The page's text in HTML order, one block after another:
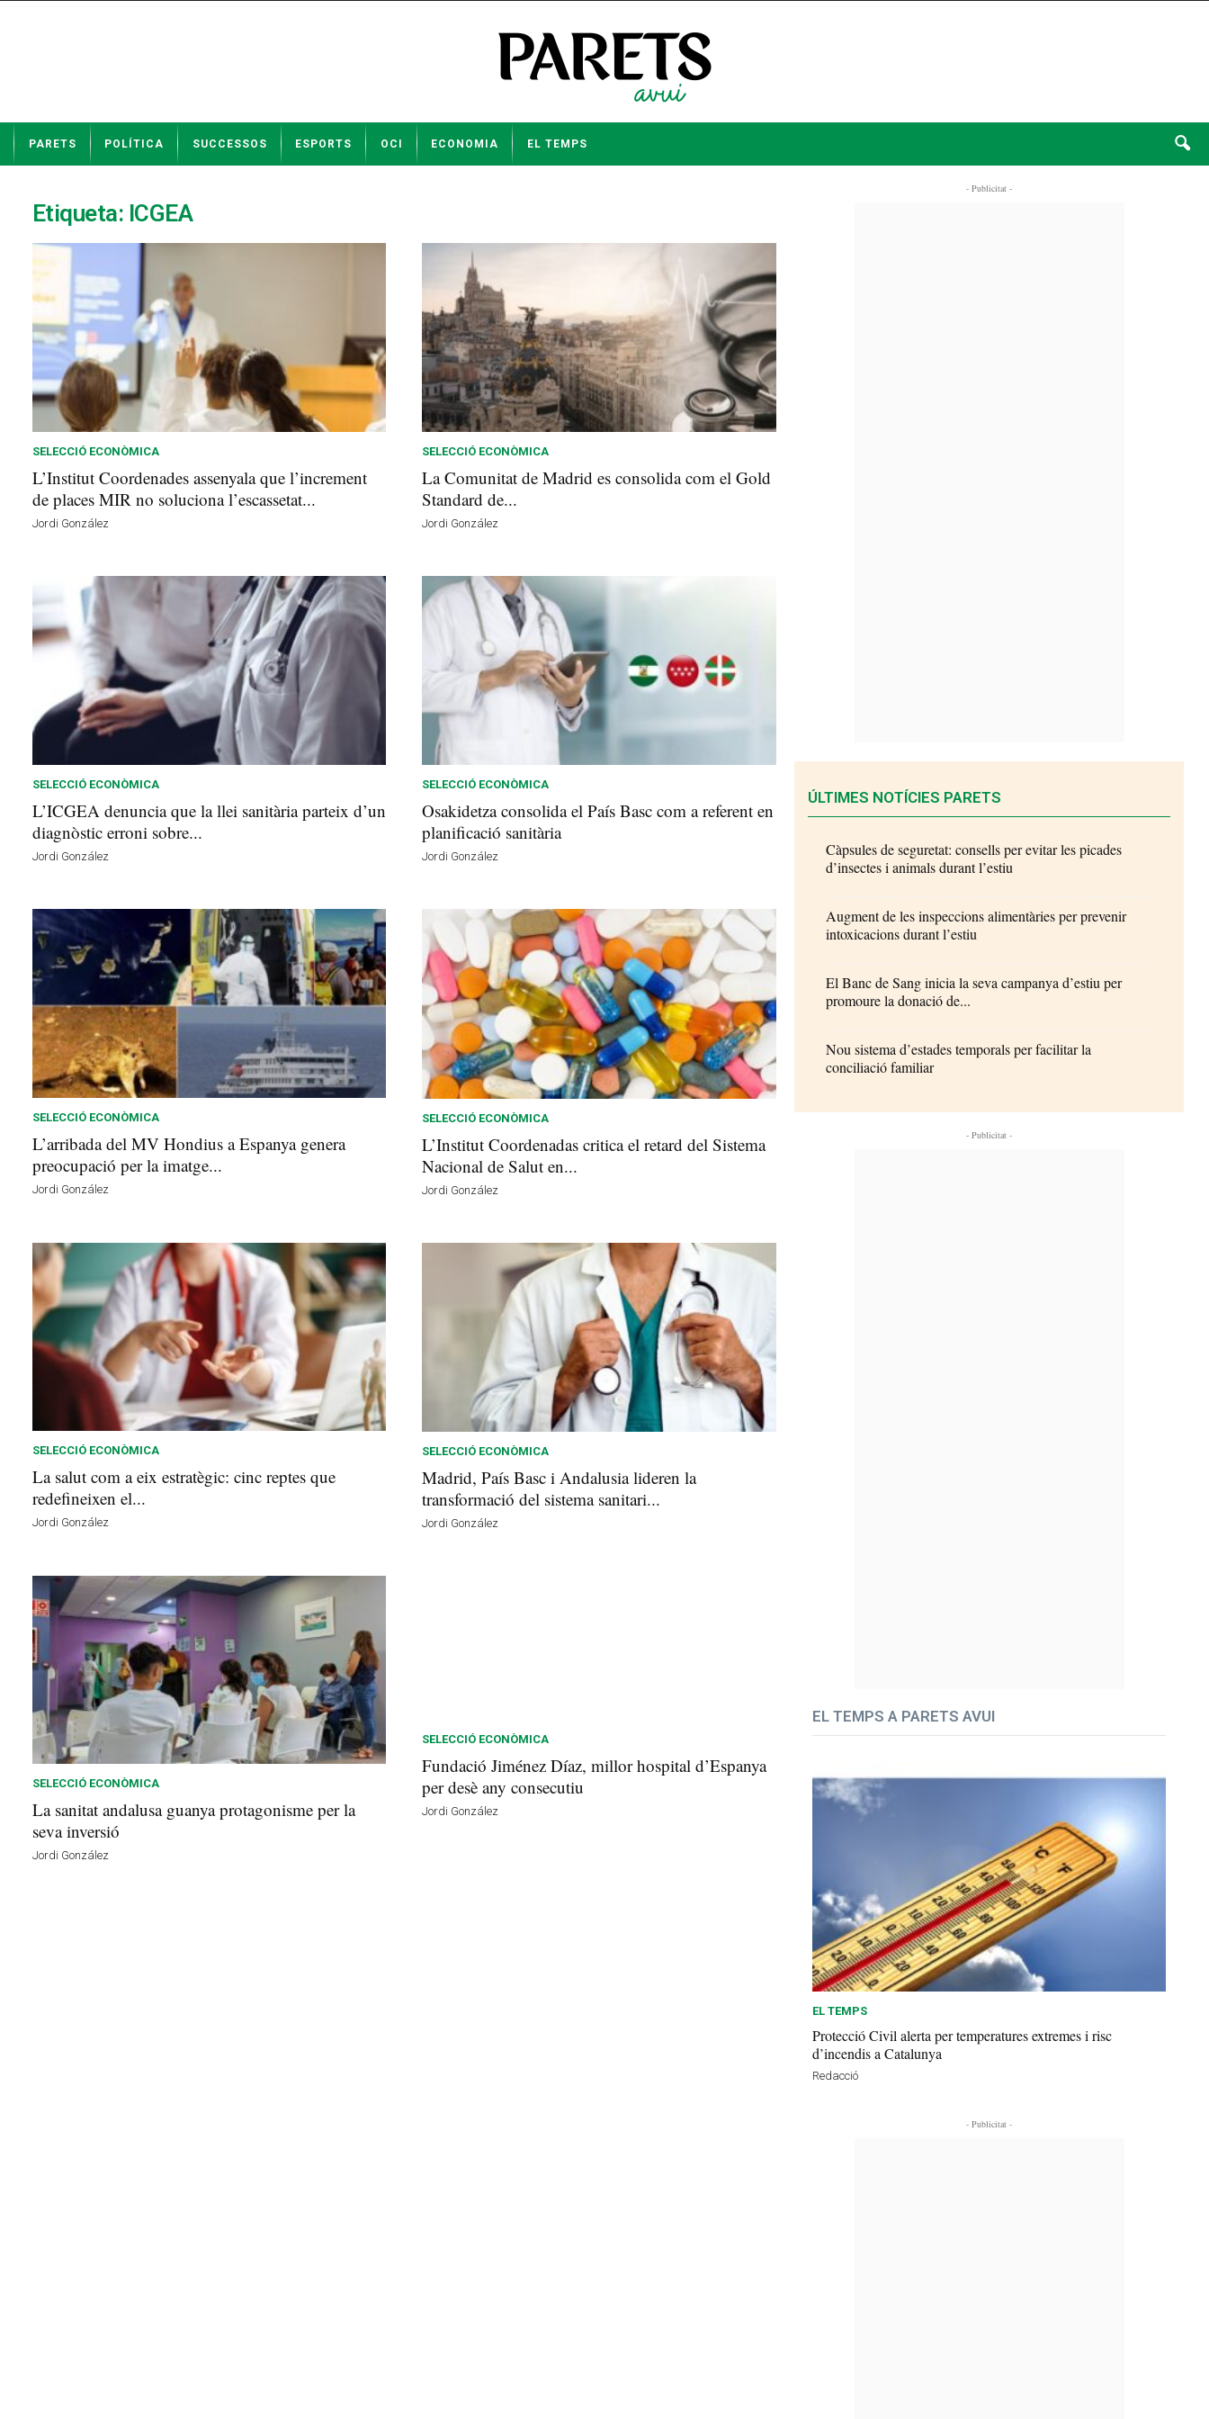
t
PARETS POLÍTICA SUCCESSOS ESPORTS OCI ECONOMIA EL TEMPS
Etiqueta: ICGEA
SELECCIÓ ECONÒMICA
L’Institut Coordenades assenyala que l’increment
de places MIR no soluciona l’escassetat...
Jordi González
SELECCIÓ ECONÒMICA
La Comunitat de Madrid es consolida com el Gold
Standard de...
Jordi González
SELECCIÓ ECONÒMICA
L’ICGEA denuncia que la llei sanitària parteix d’un
diagnòstic erroni sobre...
Jordi González
SELECCIÓ ECONÒMICA
Osakidetza consolida el País Basc com a referent en
planificació sanitària
Jordi González
SELECCIÓ ECONÒMICA
L’arribada del MV Hondius a Espanya genera
preocupació per la imatge...
Jordi González
SELECCIÓ ECONÒMICA
L’Institut Coordenadas critica el retard del Sistema
Nacional de Salut en...
Jordi González
SELECCIÓ ECONÒMICA
La salut com a eix estratègic: cinc reptes que
redefineixen el...
Jordi González
SELECCIÓ ECONÒMICA
Madrid, País Basc i Andalusia lideren la
transformació del sistema sanitari...
Jordi González
SELECCIÓ ECONÒMICA
La sanitat andalusa guanya protagonisme per la
seva inversió
Jordi González
SELECCIÓ ECONÒMICA
Fundació Jiménez Díaz, millor hospital d’Espanya
per desè any consecutiu
Jordi González
- Publicitat -
ÚLTIMES NOTÍCIES PARETS
Càpsules de seguretat: consells per evitar les picades
d’insectes i animals durant l’estiu
Augment de les inspeccions alimentàries per prevenir
intoxicacions durant l’estiu
El Banc de Sang inicia la seva campanya d’estiu per
promoure la donació de...
Nou sistema d’estades temporals per facilitar la
conciliació familiar
- Publicitat -
EL TEMPS A PARETS AVUI
EL TEMPS
Protecció Civil alerta per temperatures extremes i risc
d’incendis a Catalunya
Redacció
- Publicitat -